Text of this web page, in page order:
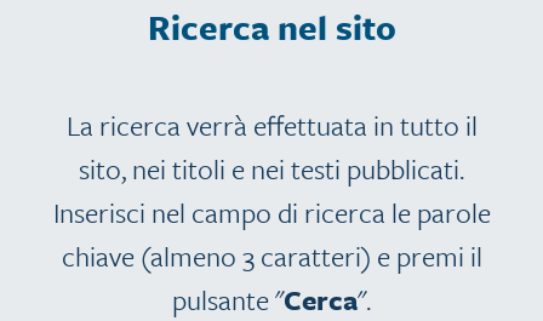
Ricerca nel sito
La ricerca verrà effettuata in tutto il
sito, nei titoli e nei testi pubblicati.
Inserisci nel campo di ricerca le parole
chiave (almeno 3 caratteri) e premi il
pulsante "Cerca".